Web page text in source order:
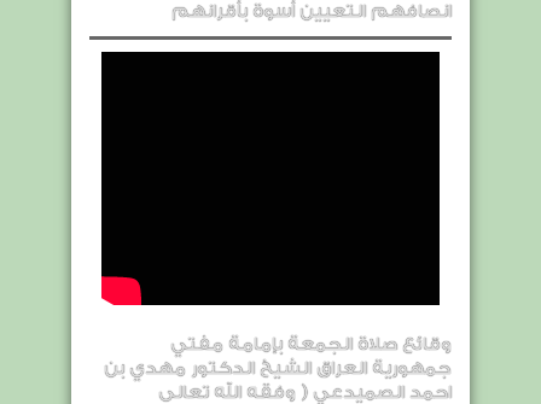
انصافهم التعيين أسوة بأقرانهم
وقائع صلاة الجمعة بإمامة مفتي
جمهورية العراق الشيخ الدكتور مهدي بن
احمد الصميدعي ( وفقه الله تعالى